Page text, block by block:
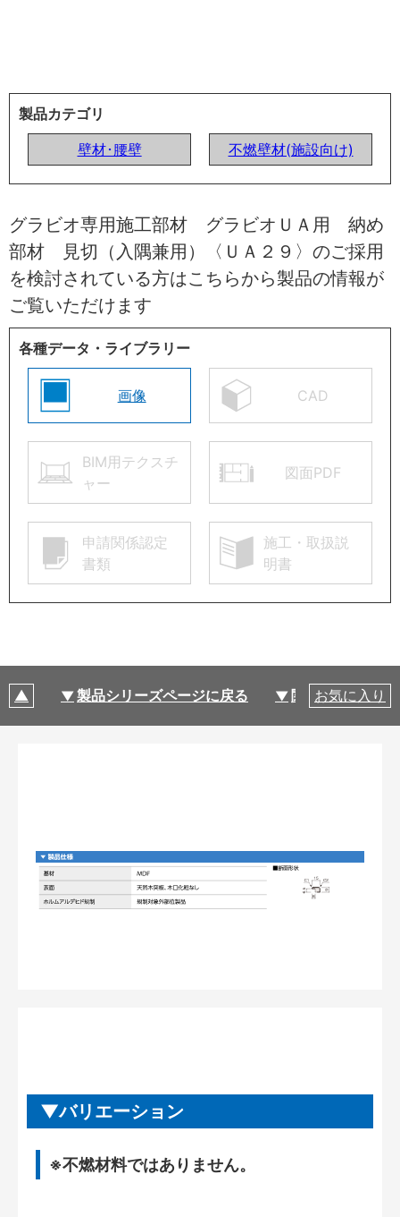
製品カテゴリ
壁材･腰壁
不燃壁材(施設向け)
グラビオ専用施工部材 グラビオＵＡ用 納め
部材 見切（入隅兼用）〈ＵＡ２９〉のご採用
を検討されている方はこちらから製品の情報が
ご覧いただけます
各種データ・ライブラリー
画像 CAD
BIM用テクスチ
ャー
図面PDF
申請関係認定
書類
施工・取扱説
明書
製品シリーズページに戻る 関連部材・関連
お気に入り
バリエーション
※不燃材料ではありません。